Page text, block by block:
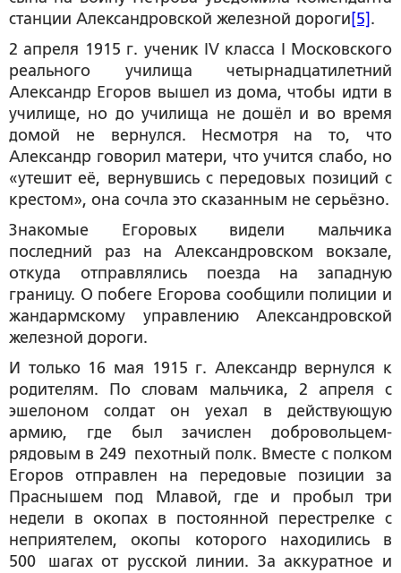
станции Александровской железной дороги [5] .
2 апреля 1915 г. ученик IV класса I Московского
реального училища четырнадцатилетний
Александр Егоров вышел из дома, чтобы идти в
училище, но до училища не дошёл и во время
домой не вернулся. Несмотря на то, что
Александр говорил матери, что учится слабо, но
«утешит её, вернувшись с передовых позиций с
крестом», она сочла это сказанным не серьёзно.
Знакомые Егоровых видели мальчика
последний раз на Александровском вокзале,
откуда отправлялись поезда на западную
границу. О побеге Егорова сообщили полиции и
жандармскому управлению Александровской
железной дороги.
И только 16 мая 1915 г. Александр вернулся к
родителям. По словам мальчика, 2 апреля с
эшелоном солдат он уехал в действующую
армию, где был зачислен добровольцем-
рядовым в 249 пехотный полк. Вместе с полком
Егоров отправлен на передовые позиции за
Праснышем под Млавой, где и пробыл три
недели в окопах в постоянной перестрелке с
неприятелем, окопы которого находились в
500 шагах от русской линии. За аккуратное и